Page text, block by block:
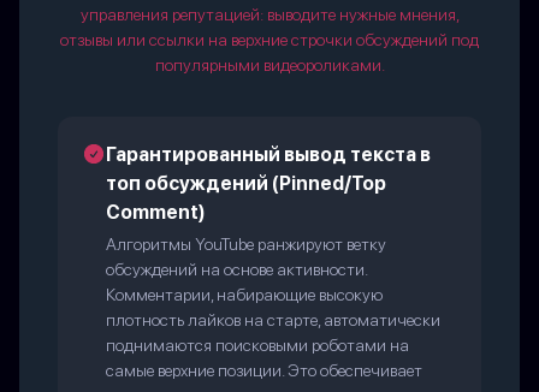
управления репутацией: выводите нужные мнения,
отзывы или ссылки на верхние строчки обсуждений под
популярными видеороликами.
Гарантированный вывод текста в
топ обсуждений (Pinned/Top
Comment)
Алгоритмы YouTube ранжируют ветку
обсуждений на основе активности.
Комментарии, набирающие высокую
плотность лайков на старте, автоматически
поднимаются поисковыми роботами на
самые верхние позиции. Это обеспечивает